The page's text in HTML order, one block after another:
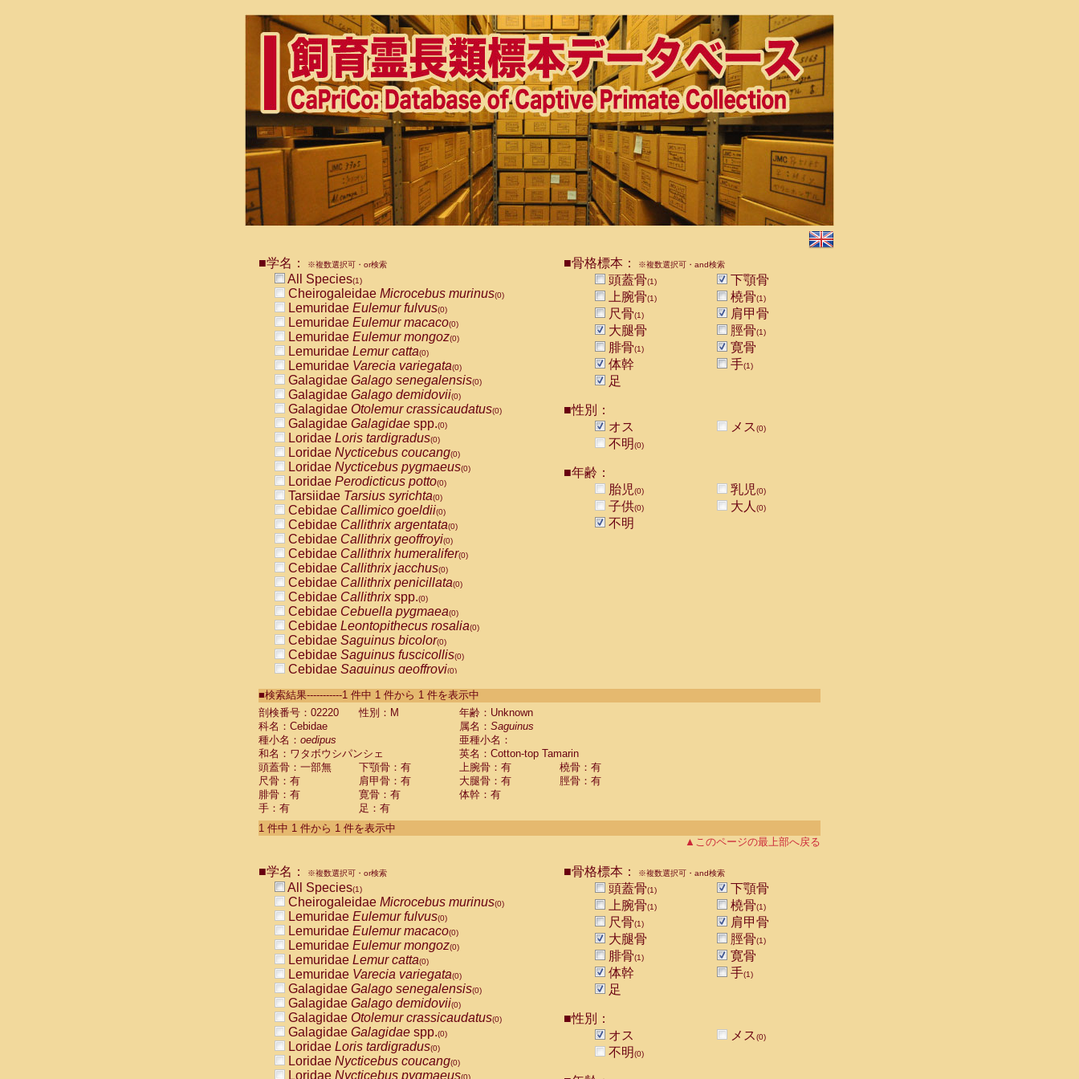
■学名： ※複数選択可・or検索
All Species(1)
Cheirogaleidae Microcebus murinus(0)
Lemuridae Eulemur fulvus(0)
Lemuridae Eulemur macaco(0)
Lemuridae Eulemur mongoz(0)
Lemuridae Lemur catta(0)
Lemuridae Varecia variegata(0)
Galagidae Galago senegalensis(0)
Galagidae Galago demidovii(0)
Galagidae Otolemur crassicaudatus(0)
Galagidae Galagidae spp.(0)
Loridae Loris tardigradus(0)
Loridae Nycticebus coucang(0)
Loridae Nycticebus pygmaeus(0)
Loridae Perodicticus potto(0)
Tarsiidae Tarsius syrichta(0)
Cebidae Callimico goeldii(0)
Cebidae Callithrix argentata(0)
Cebidae Callithrix geoffroyi(0)
Cebidae Callithrix humeralifer(0)
Cebidae Callithrix jacchus(0)
Cebidae Callithrix penicillata(0)
Cebidae Callithrixspp.(0)
Cebidae Cebuella pygmaea(0)
Cebidae Leontopithecus rosalia(0)
Cebidae Saguinus bicolor(0)
Cebidae Saguinus fuscicollis(0)
Cebidae Saguinus geoffroyi(0)
CebidaeSaguinus labiatus(0)
Cebidae Saguinus leucopus (0)
Cebidae
Cebidae
CebidaeSaguinus nigricollis (0)
Cebidae Saguinus oedipus
Cebidae Saguinus weddelli
Cebidae Saguinusspp.
Cebidae Aotus trivirgatus
Cebidae Cebus albifrons
CebidaeCebus nigrivittatus
CebidaeCebus
CebidaeSaimiri boliviensis(0)
CebidaeSaimiri sciureus(0)
AtelidaeAlouatta caraya(0)
AtelidaeAlouatta fusca(0)
AtelidaeAlouatta seniculus
AtelidaeAlouattaspp.(0)
AtelidaeAteles belzebuth(0)
AtelidaeAteles geoffroyi(0)
AtelidaeAteles paniscus(0)
AtelidaeAtelesspp.(0)
Atelidae Lagothrix lagothricha
AtelidaeLagothrix lagothricha cana
PitheciidaeCacajao calvus rubicundus
■骨格標本： ※複数選択可・and検索
頭蓋骨(1)
下顎骨
上腕骨(1) 橈骨(1)
尺骨(1)
肩甲骨
大腿骨
脛骨(1)
腓骨(1)
寛骨
体幹
手(1)
足
■性別：
オス
メス(0)
不明(0)
■年齢：
胎児(0) 乳児(0)
子供(0) 大人 (0)
不明
■検索結果-----------1 件中 1 件から 1 件を表示中
剖検番号：02220
性別：M
年齢：Unknown
科名：Cebidae
属名： Saguinus
種小名： oedipus
亜種小名：
和名：ワタボウシパンシェ
英名：Cotton-top Tamarin
頭蓋骨：一部無
下顎骨：有 上腕骨：有
橈骨：有
尺骨：有
肩甲骨：有 大腿骨：有
脛骨：有
腓骨：有
寛骨：有
体幹：有
手：有
足：有
1 件中 1 件から 1 件を表示中
▲このページの最上部へ戻る
■学名： ※複数選択可・or検索
All Species(1)
Cheirogaleidae Microcebus murinus(0)
Lemuridae Eulemur fulvus(0)
Lemuridae Eulemur macaco(0)
Lemuridae Eulemur mongoz(0)
Lemuridae Lemur catta(0)
Lemuridae Varecia variegata(0)
Galagidae Galago senegalensis(0)
Galagidae Galago demidovii(0)
Galagidae Otolemur crassicaudatus(0)
Galagidae Galagidae spp.(0)
Loridae Loris tardigradus(0)
Loridae Nycticebus coucang(0)
Loridae Nycticebus pygmaeus(0)
■骨格標本： ※複数選択可・and検索
頭蓋骨(1)
下顎骨
上腕骨(1) 橈骨(1)
尺骨(1)
肩甲骨
大腿骨
脛骨(1)
腓骨(1)
寛骨
体幹
手(1)
足
■性別：
オス
メス(0)
不明(0)